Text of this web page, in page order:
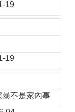
19
19
暴不是家內事